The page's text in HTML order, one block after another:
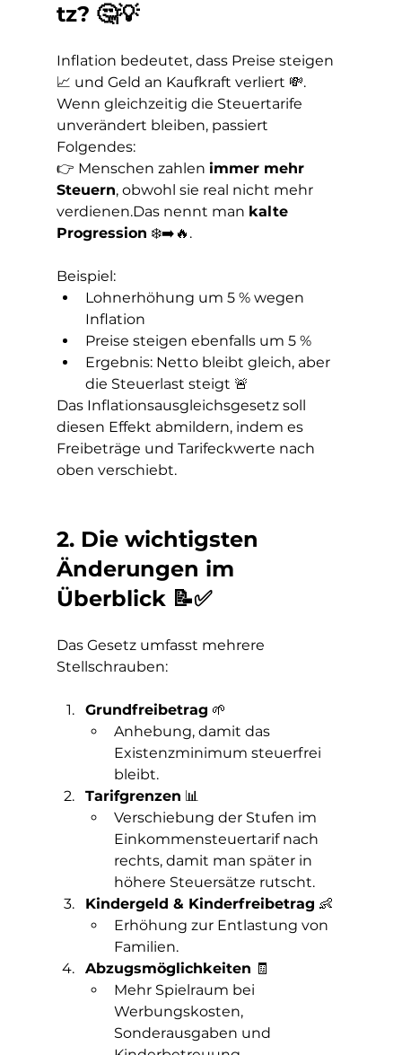
tz? 🤔💡
Inflation bedeutet, dass Preise steigen
📈 und Geld an Kaufkraft verliert 💸.
Wenn gleichzeitig die Steuertarife
unverändert bleiben, passiert
Folgendes:
👉 Menschen zahlen immer mehr
Steuern, obwohl sie real nicht mehr
verdienen.Das nennt man kalte
Progression ❄️➡️🔥.
Beispiel:
Lohnerhöhung um 5 % wegen
Inflation
Preise steigen ebenfalls um 5 %
Ergebnis: Netto bleibt gleich, aber
die Steuerlast steigt 🚨
Das Inflationsausgleichsgesetz soll
diesen Effekt abmildern, indem es
Freibeträge und Tarifeckwerte nach
oben verschiebt.
2. Die wichtigsten
Änderungen im
Überblick 📝✅
Das Gesetz umfasst mehrere
Stellschrauben:
Grundfreibetrag 🌱
Anhebung, damit das
Existenzminimum steuerfrei
bleibt.
Tarifgrenzen 📊
Verschiebung der Stufen im
Einkommensteuertarif nach
rechts, damit man später in
höhere Steuersätze rutscht.
Kindergeld & Kinderfreibetrag 👶
Erhöhung zur Entlastung von
Familien.
Abzugsmöglichkeiten 🧾
Mehr Spielraum bei
Werbungskosten,
Sonderausgaben und